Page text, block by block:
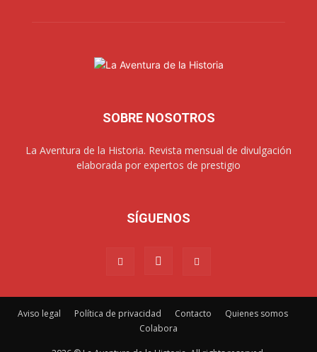
SOBRE NOSOTROS
La Aventura de la Historia. Revista mensual de divulgación
elaborada por expertos de prestigio
SÍGUENOS
Aviso legal Política de privacidad Contacto
Quienes somos
Colabora